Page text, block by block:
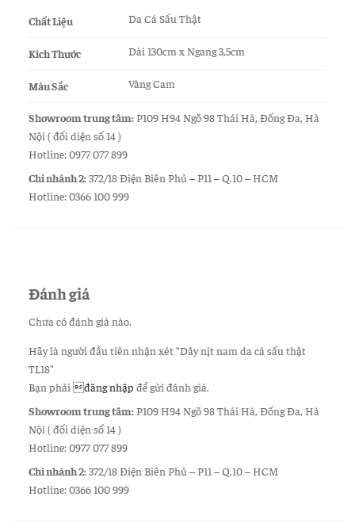
Chất Liệu Da Cá Sấu Thật
Kích Thước Dài 130cm x Ngang 3,5cm
Màu Sắc Vàng Cam
Showroom trung tâm:P109 H94 Ngõ 98 Thái Hà, Đống Đa, Hà
Nội ( đối diện số 14 )
Hotline: 0977 077 899
Chi nhánh 2:372/18 Điện Biên Phủ – P11 – Q.10 – HCM
Hotline: 0366 100 999
Đánh giá
Chưa có đánh giá nào.
Hãy là người đầu tiên nhận xét “Dây nịt nam da cá sấu thật
TL18”
Bạn phải đăng nhập để gửi đánh giá.
Showroom trung tâm:P109 H94 Ngõ 98 Thái Hà, Đống Đa, Hà
Nội ( đối diện số 14 )
Hotline: 0977 077 899
Chi nhánh 2:372/18 Điện Biên Phủ – P11 – Q.10 – HCM
Hotline: 0366 100 999